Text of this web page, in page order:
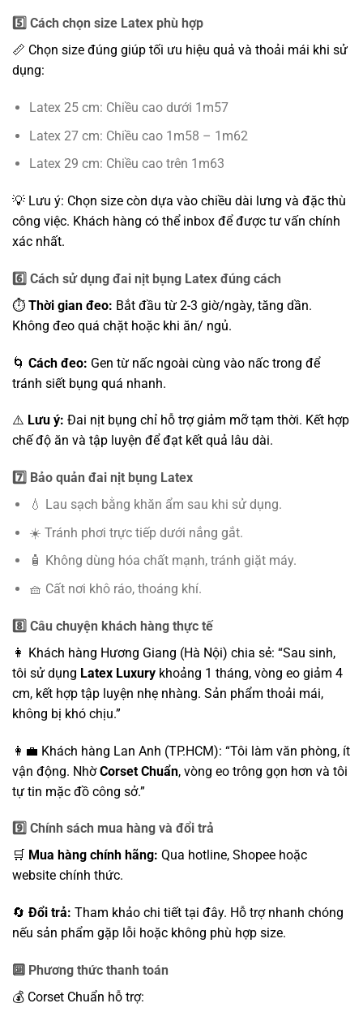
5️⃣ Cách chọn size Latex phù hợp
📏 Chọn size đúng giúp tối ưu hiệu quả và thoải mái khi sử
dụng:
Latex 25 cm: Chiều cao dưới 1m57
Latex 27 cm: Chiều cao 1m58 – 1m62
Latex 29 cm: Chiều cao trên 1m63
💡 Lưu ý: Chọn size còn dựa vào chiều dài lưng và đặc thù
công việc. Khách hàng có thể inbox để được tư vấn chính
xác nhất.
6️⃣ Cách sử dụng đai nịt bụng Latex đúng cách
⏱️ Thời gian đeo: Bắt đầu từ 2-3 giờ/ngày, tăng dần.
Không đeo quá chặt hoặc khi ăn/ ngủ.
🌀 Cách đeo: Gen từ nấc ngoài cùng vào nấc trong để
tránh siết bụng quá nhanh.
⚠️ Lưu ý: Đai nịt bụng chỉ hỗ trợ giảm mỡ tạm thời. Kết hợp
chế độ ăn và tập luyện để đạt kết quả lâu dài.
7️⃣ Bảo quản đai nịt bụng Latex
💧 Lau sạch bằng khăn ẩm sau khi sử dụng.
☀️ Tránh phơi trực tiếp dưới nắng gắt.
🧴 Không dùng hóa chất mạnh, tránh giặt máy.
🧺 Cất nơi khô ráo, thoáng khí.
8️⃣ Câu chuyện khách hàng thực tế
👩 Khách hàng Hương Giang (Hà Nội) chia sẻ: “Sau sinh,
tôi sử dụng Latex Luxury khoảng 1 tháng, vòng eo giảm 4
cm, kết hợp tập luyện nhẹ nhàng. Sản phẩm thoải mái,
không bị khó chịu.”
👩‍💼 Khách hàng Lan Anh (TP.HCM): “Tôi làm văn phòng, ít
vận động. NhờCorset Chuẩn, vòng eo trông gọn hơn và tôi
tự tin mặc đồ công sở.”
9️⃣ Chính sách mua hàng và đổi trả
🛒 Mua hàng chính hãng: Qua hotline, Shopee hoặc
website chính thức.
🔄 Đổi trả: Tham khảo chi tiết tại đây. Hỗ trợ nhanh chóng
nếu sản phẩm gặp lỗi hoặc không phù hợp size.
🔟 Phương thức thanh toán
💰 Corset Chuẩn hỗ trợ: